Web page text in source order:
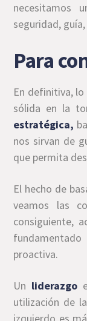
necesitamos
seguridad,
Para
En definitiva, lo
sólida en la
estratégica,
nos sirvan de
que permita
El hecho de
veamos las
consiguiente,
proactiva.
Un liderazgo
utilización de